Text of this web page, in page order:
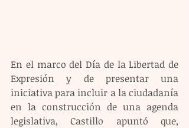
En el marco del Día de la Libertad de
Expresión y de presentar una
iniciativa para incluir a la ciudadanía
en la construcción de una agenda
legislativa, Castillo apuntó que,